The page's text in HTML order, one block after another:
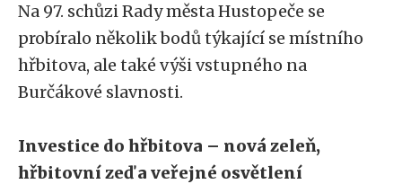
Na 97. schůzi Rady města Hustopeče se
probíralo několik bodů týkající se místního
hřbitova, ale také výši vstupného na
Burčákové slavnosti.
Investice do hřbitova – nová zeleň,
hřbitovní zeď a veřejné osvětlení